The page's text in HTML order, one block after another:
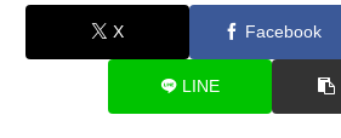
X Facebook
LINE